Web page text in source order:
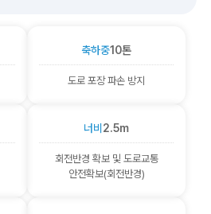
축하중10톤
도로 포장 파손 방지
너비 2.5m
회전반경 확보 및 도로교통
안전확보(회전반경)